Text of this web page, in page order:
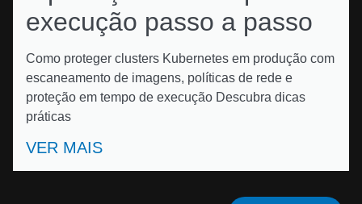
execução passo a passo
Como proteger clusters Kubernetes em produção com
escaneamento de imagens, políticas de rede e
proteção em tempo de execução Descubra dicas
práticas
VER MAIS